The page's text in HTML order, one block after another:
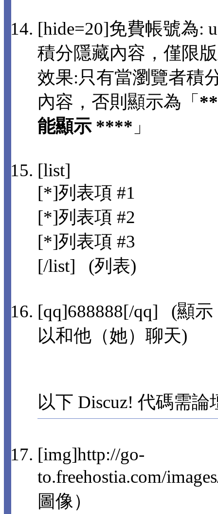
[hide=20]免費帳號為:
積分隱藏內容，僅限
效果:只有當瀏覽者積
內容，否則顯示為「
能顯示 **** 」
[list]
[*]列表項 #1
[*]列表項 #2
[*]列表項 #3
[/list] (列表)
[qq]688888[/qq] (顯
以和他（她）聊天)
以下 Discuz! 代碼需
[img]http://go-
to.freehostia.com/
圖像）